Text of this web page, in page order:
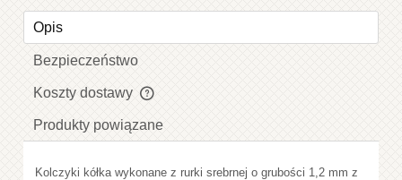
Opis
Bezpieczeństwo
Koszty dostawy
Cena nie zawiera ewentualnych kosztów płatności
Produkty powiązane
Kolczyki kółka wykonane z rurki srebrnej o grubości 1,2 mm z